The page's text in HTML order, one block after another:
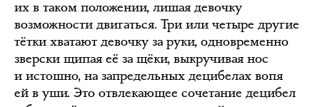
их в таком положении, лишая девочку
возможности двигаться. Три или четыре другие
тётки хватают девочку за руки, одновременно
зверски щипая её за щёки, выкручивая нос
и истошно, на запредельных децибелах вопя
ей в уши. Это отвлекающее сочетание децибел